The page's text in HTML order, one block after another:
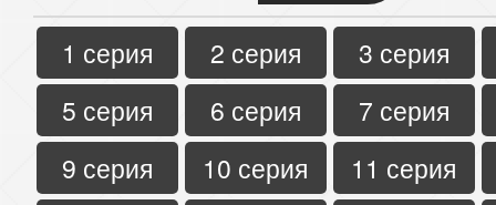
1 серия 2 серия
3 серия
5 серия
6 серия
7 серия
9 серия
10 серия
11 серия